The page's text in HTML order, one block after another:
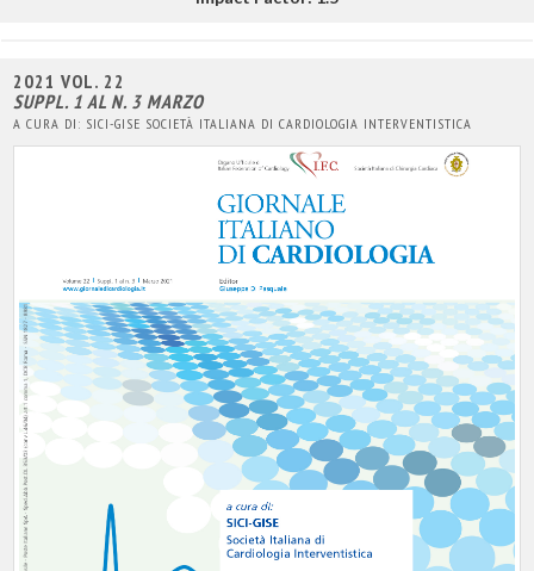
2021 VOL. 22
SUPPL. 1 AL N. 3 MARZO
A CURA DI: SICI-GISE SOCIETÀ ITALIANA DI CARDIOLOGIA INTERVENTISTICA